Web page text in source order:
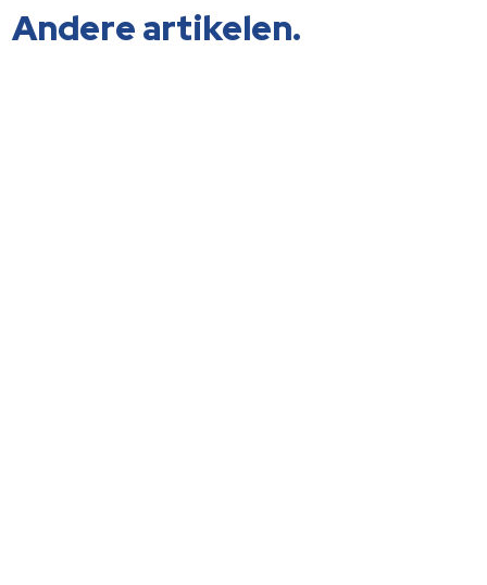
Andere artikelen.